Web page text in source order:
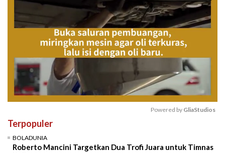
Powered by GliaStudios
Terpopuler
BOLADUNIA
Roberto Mancini Targetkan Dua Trofi Juara untuk Timnas